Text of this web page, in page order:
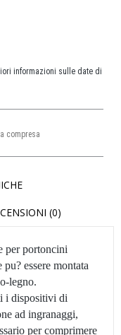
informazioni sulle date di
compresa
(0)
per portoncini
essere montata
legno.
i dispositivi di
ad ingranaggi,
per comprimere